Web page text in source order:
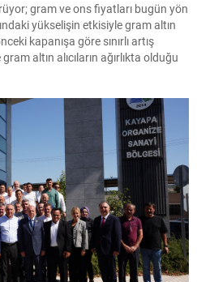
gram ve ons fiyatları bugün yön
yükselişin etkisiyle gram altın
kapanışa göre sınırlı artış
altın alıcıların ağırlıkta olduğu
lira seviyelerinden işlem